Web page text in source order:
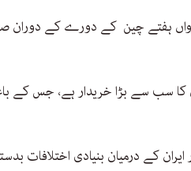
ہفتے چین کے دورے کے دوران
کا سب سے بڑا خریدار ہے، جس کے
ایران کے درمیان بنیادی اختلافات